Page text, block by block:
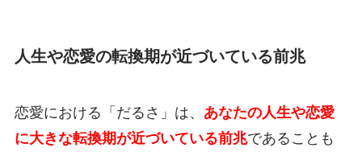
人生や恋愛の転換期が近づいている前兆
恋愛における「だるさ」は、 あなたの人生や恋愛
に大きな転換期が近づいている前兆であることも